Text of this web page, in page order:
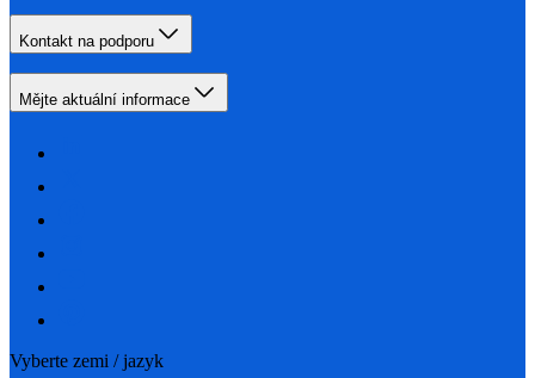
Kontakt na podporu
Mějte aktuální informace
Vyberte zemi / jazyk